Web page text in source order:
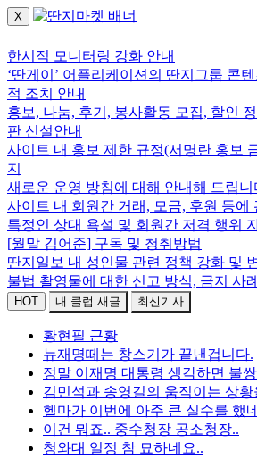
X
한시적 모니터링 강화 안내
‘딴게이’ 어플리케이션의 딴지그룹 콘
적 조치 안내
홍보, 나눔, 후기, 봉사활동 모집, 할인
판 신설안내
사이트 내 홍보 제한 규정(서명란 홍보
지
새로운 운영 방침에 대해 안내해 드립니
사이트 내 회원간 거래, 모금, 후원 등에
특정인 상대 욕설 및 회원간 저격 행위
[월말 김어준] 구독 및 청취방법
딴지일보 내 성인물 관련 정책 강화 및
불법 촬영물에 대한 신고 방식, 금지 사
HOT 내 클럽 새글 최신기사
황현필 근황
뉴재명떼는 창스기가 끝낸겁니다.
정말 이재명 대통령 생각하면 불
김민석과 송영길의 움직이는 상황
헬마가 이번에 아주 큰 실수를 했
이건 뭐죠.. 중수청장 공소청장..
청와대 일정 참 묘하네요..